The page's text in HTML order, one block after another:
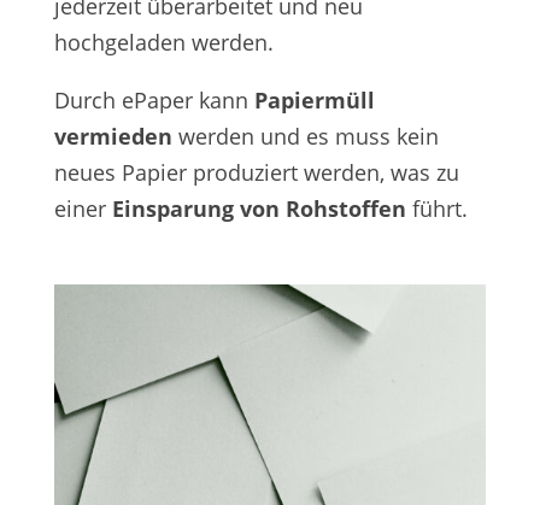
jederzeit überarbeitet und neu
hochgeladen werden.
Durch ePaper kann Papiermüll
vermieden werden und es muss kein
neues Papier produziert werden, was zu
einer Einsparung von Rohstoffen führt.